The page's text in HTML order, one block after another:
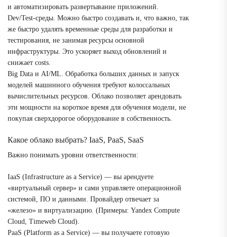
и автоматизировать развертывание приложений.
Dev/Test-среды. Можно быстро создавать и, что важно, так
же быстро удалять временные среды для разработки и
тестирования, не занимая ресурсы основной
инфраструктуры. Это ускоряет выход обновлений и
снижает costs.
Big Data и AI/ML. Обработка больших данных и запуск
моделей машинного обучения требуют колоссальных
вычислительных ресурсов. Облако позволяет арендовать
эти мощности на короткое время для обучения модели, не
покупая сверхдорогое оборудование в собственность.
Какое облако выбрать? IaaS, PaaS, SaaS
Важно понимать уровни ответственности:
IaaS (Infrastructure as a Service) — вы арендуете
«виртуальный сервер» и сами управляете операционной
системой, ПО и данными. Провайдер отвечает за
«железо» и виртуализацию. (Примеры: Yandex Compute
Cloud, Timeweb Cloud).
PaaS (Platform as a Service) — вы получаете готовую